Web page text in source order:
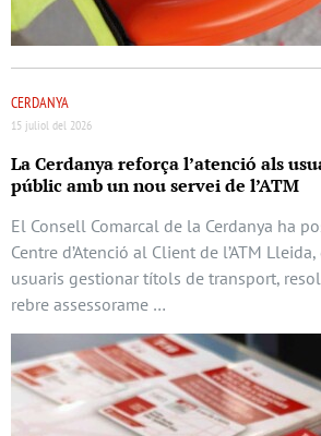
CERDANYA
15 juliol del 2026
La Cerdanya reforça l’atenció als
públic amb un nou servei de l’ATM
El Consell Comarcal de la Cerdanya ha
Centre d’Atenció al Client de l’ATM
usuaris gestionar títols de transport,
rebre assessorame …